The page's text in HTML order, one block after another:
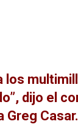
los
dijo el
Casar.